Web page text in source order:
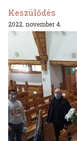
Keszülődés
2022. november 4.